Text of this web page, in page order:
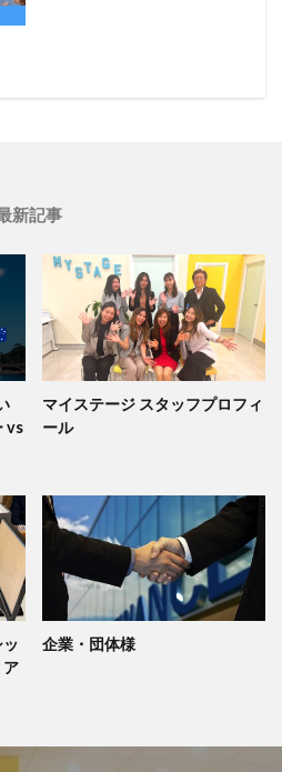
新記事
vs
マイステージ スタッフプロフィ
ール
ア
企業・団体様